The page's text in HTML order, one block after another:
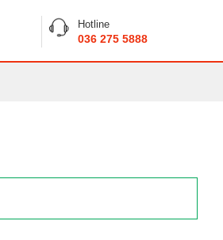
Hotline
036 275 5888